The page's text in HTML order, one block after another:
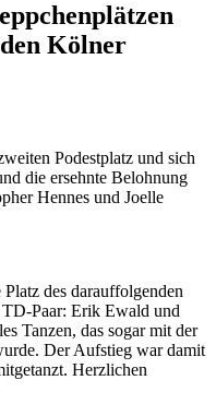
Kölner
Podestplatz und sich
die ersehnte Belohnung
Hennes und Joelle
des darauffolgenden
Paar: Erik Ewald und
Tanzen, das sogar mit der
Der Aufstieg war damit
Herzlichen